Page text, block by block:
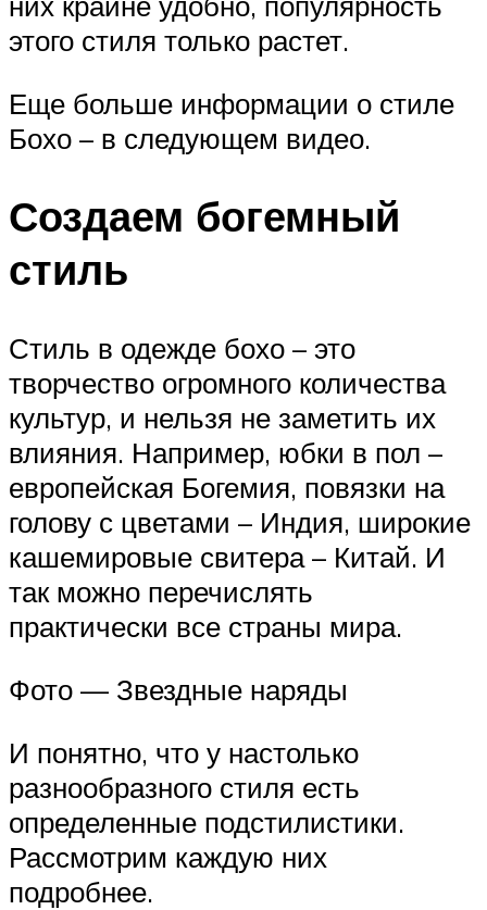
этого стиля только растет.
Еще больше информации о стиле
Бохо – в следующем видео.
Создаем богемный
стиль
Стиль в одежде бохо – это
творчество огромного количества
культур, и нельзя не заметить их
влияния. Например, юбки в пол –
европейская Богемия, повязки на
голову с цветами – Индия, широкие
кашемировые свитера – Китай. И
так можно перечислять
практически все страны мира.
Фото — Звездные наряды
И понятно, что у настолько
разнообразного стиля есть
определенные подстилистики.
Рассмотрим каждую них
подробнее.